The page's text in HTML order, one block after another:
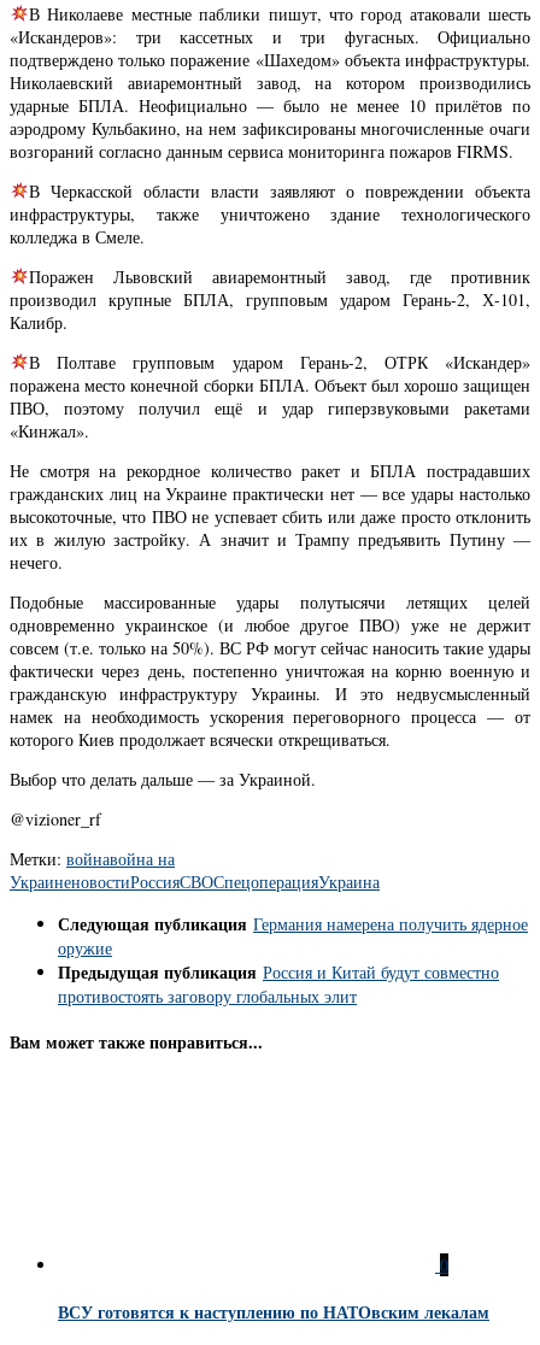
В Николаеве местные паблики пишут, что город атаковали шесть
«Искандеров»: три кассетных и три фугасных. Официально
подтверждено только поражение «Шахедом» объекта инфраструктуры.
Николаевский авиаремонтный завод, на котором производились
ударные БПЛА. Неофициально — было не менее 10 прилётов по
аэродрому Кульбакино, на нем зафиксированы многочисленные очаги
возгораний согласно данным сервиса мониторинга пожаров FIRMS.
В Черкасской области власти заявляют о повреждении объекта
инфраструктуры, также уничтожено здание технологического
колледжа в Смеле.
Поражен Львовский авиаремонтный завод, где противник
производил крупные БПЛА, групповым ударом Герань-2, Х-101,
Калибр.
В Полтаве групповым ударом Герань-2, ОТРК «Искандер»
поражена место конечной сборки БПЛА. Объект был хорошо защищен
ПВО, поэтому получил ещё и удар гиперзвуковыми ракетами
«Кинжал».
Не смотря на рекордное количество ракет и БПЛА пострадавших
гражданских лиц на Украине практически нет — все удары настолько
высокоточные, что ПВО не успевает сбить или даже просто отклонить
их в жилую застройку. А значит и Трампу предъявить Путину —
нечего.
Подобные массированные удары полутысячи летящих целей
одновременно украинское (и любое другое ПВО) уже не держит
совсем (т.е. только на 50%). ВС РФ могут сейчас наносить такие удары
фактически через день, постепенно уничтожая на корню военную и
гражданскую инфраструктуру Украины. И это недвусмысленный
намек на необходимость ускорения переговорного процесса — от
которого Киев продолжает всячески открещиваться.
Выбор что делать дальше — за Украиной.
@vizioner_rf
Метки: войнавойна на
УкраиненовостиРоссияСВОСпецоперацияУкраина
Следующая публикация Германия намерена получить ядерное
оружие
Предыдущая публикация Россия и Китай будут совместно
противостоять заговору глобальных элит
Вам может также понравиться...
0
ВСУ готовятся к наступлению по НАТОвским лекалам